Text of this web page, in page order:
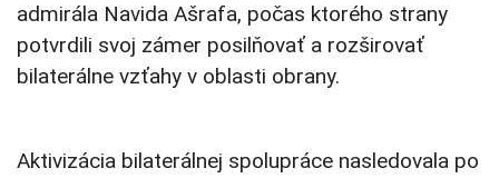
admirála Navida Ašrafa, počas ktorého strany
potvrdili svoj zámer posilňovať a rozširovať
bilaterálne vzťahy v oblasti obrany.
Aktivizácia bilaterálnej spolupráce nasledovala po